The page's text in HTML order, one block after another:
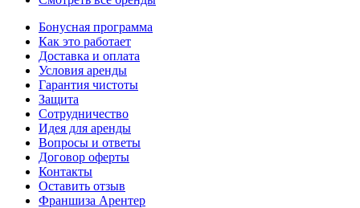
Бонусная программа
Как это работает
Доставка и оплата
Условия аренды
Гарантия чистоты
Защита
Сотрудничество
Идея для аренды
Вопросы и ответы
Договор оферты
Контакты
Оставить отзыв
Франшиза Арентер